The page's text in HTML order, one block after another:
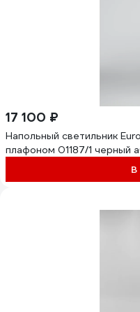
17 100 ₽
Напольный светильник
плафоном 01187/1 черный
В